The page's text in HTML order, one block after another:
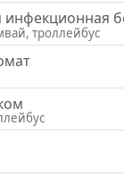
инфекционная
троллейбус